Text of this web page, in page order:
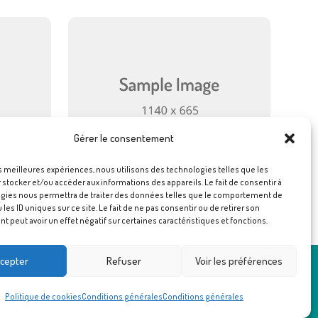
Gérer le consentement
meilleures expériences, nous utilisons des technologies telles que les
et/ou accéder aux informations des appareils. Le fait de consentir à
nous permettra de traiter des données telles que le comportement de
les ID uniques sur ce site. Le fait de ne pas consentir ou de retirer son
peut avoir un effet négatif sur certaines caractéristiques et fonctions.
Refuser Voir les préférences
Politique de cookiesConditions généralesConditions générales